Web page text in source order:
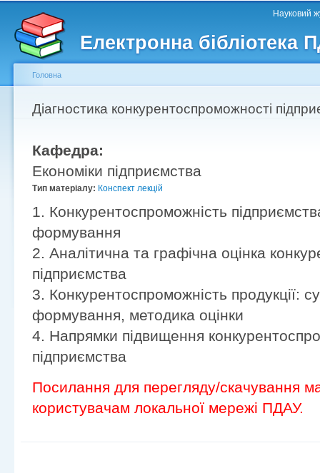
Електронна бібліотека
Головне меню Науковий
Другорядне меню
Ви є тут
Головна
Діагностика конкурентоспроможності
Кафедра:
Економіки підприємства
Тип матеріалу: Конспект лекцій
1. Конкурентоспроможність
формування
2. Аналітична та графічна оцінка
підприємства
3. Конкурентоспроможність продукції:
формування, методика оцінки
4. Напрямки підвищення
підприємства
Посилання для перегляду/скачування
користувачам локальної мережі ПДАУ.